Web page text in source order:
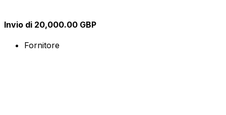
Invio di 20,000.00 GBP
Fornitore